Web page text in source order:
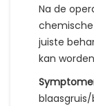
Na de
juiste
kan